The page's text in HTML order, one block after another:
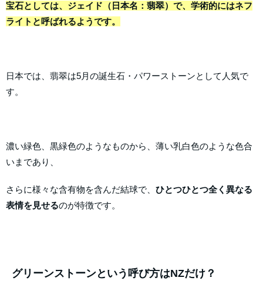
宝石としては、ジェイド（日本名：翡翠）で、学術的にはネフ
ライトと呼ばれるようです。
日本では、翡翠は5月の誕生石・パワーストーンとして人気で
す。
濃い緑色、黒緑色のようなものから、薄い乳白色のような色合
いまであり、
さらに様々な含有物を含んだ結球で、 ひとつひとつ全く異なる
表情を見せるのが特徴です。
グリーンストーンという呼び方はNZだけ？